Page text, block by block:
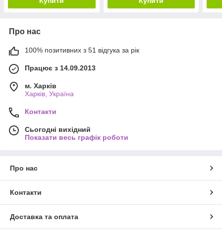
Про нас
100% позитивних з 51 відгука за рік
Працює з 14.09.2013
м. Харків
Харків, Україна
Контакти
Сьогодні вихідний
Показати весь графік роботи
Про нас
Контакти
Доставка та оплата